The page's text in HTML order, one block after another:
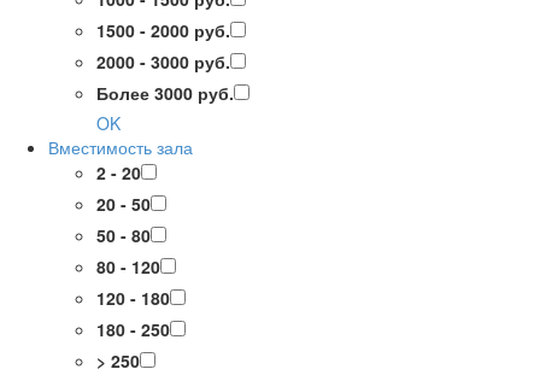
1500 - 2000 руб.
2000 - 3000 руб.
Более 3000 руб.
OK
Вместимость зала
2 - 20
20 - 50
50 - 80
80 - 120
120 - 180
180 - 250
> 250